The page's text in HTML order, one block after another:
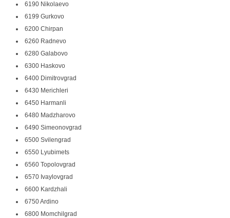
6190 Nikolaevo
6199 Gurkovo
6200 Chirpan
6260 Radnevo
6280 Galabovo
6300 Haskovo
6400 Dimitrovgrad
6430 Merichleri
6450 Harmanli
6480 Madzharovo
6490 Simeonovgrad
6500 Svilengrad
6550 Lyubimets
6560 Topolovgrad
6570 Ivaylovgrad
6600 Kardzhali
6750 Ardino
6800 Momchilgrad